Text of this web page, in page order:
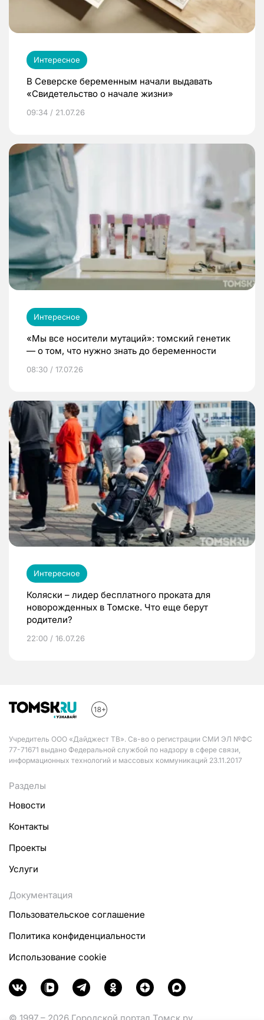
Интересное
В Северске беременным начали выдавать
«Свидетельство о начале жизни»
09:34 / 21.07.26
Интересное
«Мы все носители мутаций»: томский генетик
— о том, что нужно знать до беременности
08:30 / 17.07.26
Интересное
Коляски – лидер бесплатного проката для
новорожденных в Томске. Что еще берут
родители?
22:00 / 16.07.26
Учредитель ООО «Дайджест ТВ». Св-во о регистрации СМИ ЭЛ №ФС
77-71671 выдано Федеральной службой по надзору в сфере связи,
информационных технологий и массовых коммуникаций 23.11.2017
Разделы
Новости
Контакты
Проекты
Услуги
Документация
Пользовательское соглашение
Политика конфиденциальности
Использование cookie